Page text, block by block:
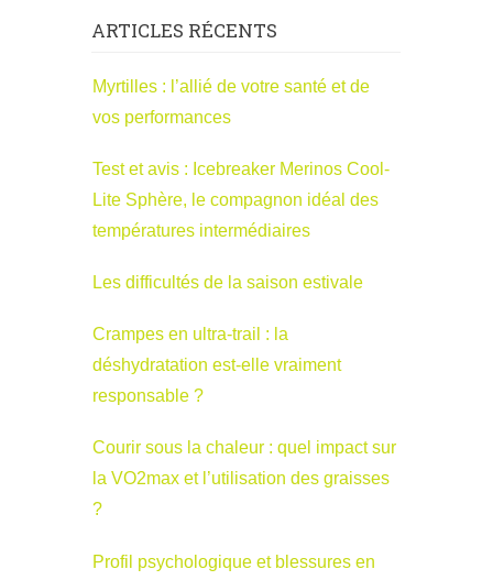
ARTICLES RÉCENTS
Myrtilles : l’allié de votre santé et de
vos performances
Test et avis : Icebreaker Merinos Cool-
Lite Sphère, le compagnon idéal des
températures intermédiaires
Les difficultés de la saison estivale
Crampes en ultra-trail : la
déshydratation est-elle vraiment
responsable ?
Courir sous la chaleur : quel impact sur
la VO2max et l’utilisation des graisses
?
Profil psychologique et blessures en